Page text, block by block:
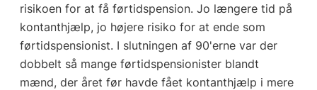
risikoen for at få førtidspension. Jo længere tid på
kontanthjælp, jo højere risiko for at ende som
førtidspensionist. I slutningen af 90'erne var der
dobbelt så mange førtidspensionister blandt
mænd, der året før havde fået kontanthjælp i mere